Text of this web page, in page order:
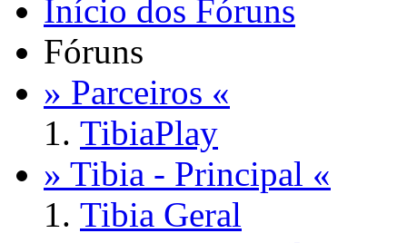
Início dos Fóruns
Fóruns
» Parceiros «
TibiaPlay
» Tibia - Principal «
Tibia Geral